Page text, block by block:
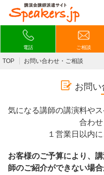
電話 ご相談
TOP お問い合わせ・ご相談
お問い
気になる講師の講演料や
合わせ
１営業日以内
お客様のご予算により、
師のご紹介ができない場